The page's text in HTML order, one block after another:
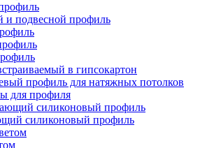
и подвесной профиль
в гипсокартон
профиль для натяжных потолков
для профиля
силиконовый профиль